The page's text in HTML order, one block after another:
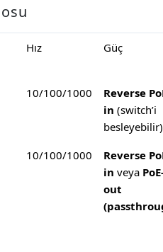
Hız Güç
10/100/1000
Reverse
in (switch’i
besleyebilir)
10/100/1000
Reverse
in veya
out